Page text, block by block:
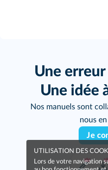
Une erreur
Une idée
Nos manuels sont
nous
Je
UTILISATION DES
Lors de votre navigation